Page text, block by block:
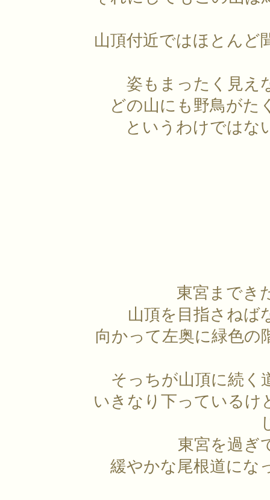
山頂付近ではほとんど
姿もまったく見え
どの山にも野鳥がた
というわけではな
東宮までき
山頂を目指さねば
向かって左奥に緑色の
そっちが山頂に続く
いきなり下っているけ
東宮を過ぎ
緩やかな尾根道にな